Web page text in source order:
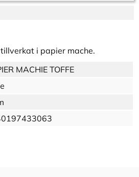
i papier mache.
MACHIE TOFFE